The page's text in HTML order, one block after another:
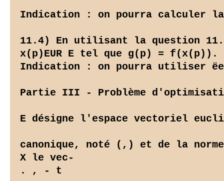
Indication : on pourra calculer
11.4) En utilisant la question
x(p)EUR E tel que g(p) = f(x(p)).
Indication : on pourra utiliser
Partie III - Problème
E désigne l'espace vectoriel
canonique, noté (,) et de la
X le vec-
. , - t